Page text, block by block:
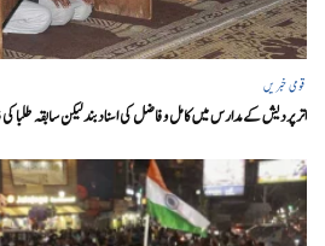
قومی خبریں
اتر پردیش کےمدارس میں کامل و فاضل کی اسناد بند لیکن سابقہ طلبا کی